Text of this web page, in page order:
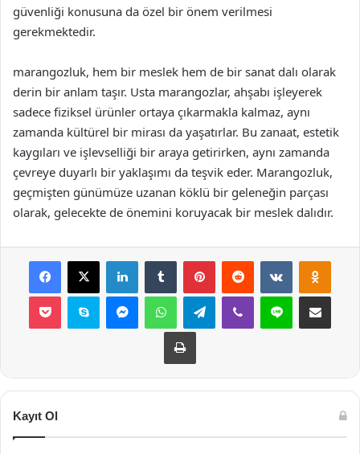
güvenliği konusuna da özel bir önem verilmesi
gerekmektedir.
marangozluk, hem bir meslek hem de bir sanat dalı olarak
derin bir anlam taşır. Usta marangozlar, ahşabı işleyerek
sadece fiziksel ürünler ortaya çıkarmakla kalmaz, aynı
zamanda kültürel bir mirası da yaşatırlar. Bu zanaat, estetik
kaygıları ve işlevselliği bir araya getirirken, aynı zamanda
çevreye duyarlı bir yaklaşımı da teşvik eder. Marangozluk,
geçmişten günümüze uzanan köklü bir geleneğin parçası
olarak, gelecekte de önemini koruyacak bir meslek dalıdır.
Facebook
X LinkedInTumblr PinterestReddit VKontakte
Pocket Skype MessengerWhatsAppTelegramViber Line E-Posta ile
Yazdır
Kayıt Ol